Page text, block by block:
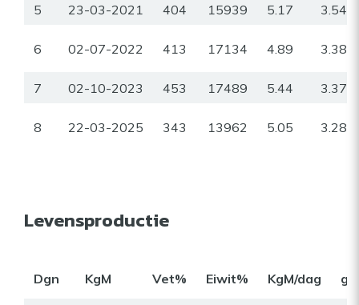
5 23-03-2021 404 15939 5.17 3.54
6 02-07-2022 413 17134 4.89 3.38
7 02-10-2023 453 17489 5.44 3.37
8 22-03-2025 343 13962 5.05 3.28
Levensproductie
Dgn KgM Vet% Eiwit% KgM/dag gr